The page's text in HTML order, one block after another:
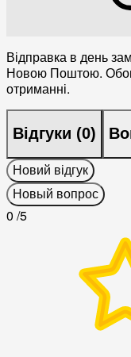
Відправка в день
Новою Поштою.
отриманні.
Відгуки (0)
Новий відгук
Новый вопрос
0 /5